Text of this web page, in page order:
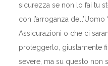
sicurezza se non lo fai tu
con l’arroganza
Assicurazioni o che ci
proteggerlo, giustamente
severe, ma su questo non